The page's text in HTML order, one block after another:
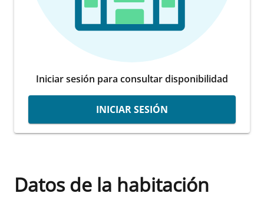
Iniciar sesión para consultar disponibilidad
INICIAR SESIÓN
Datos de la habitación